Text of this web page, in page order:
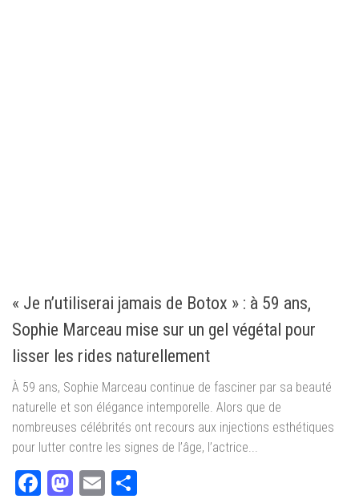
« Je n’utiliserai jamais de Botox » : à 59 ans,
Sophie Marceau mise sur un gel végétal pour
lisser les rides naturellement
À 59 ans, Sophie Marceau continue de fasciner par sa beauté
naturelle et son élégance intemporelle. Alors que de
nombreuses célébrités ont recours aux injections esthétiques
pour lutter contre les signes de l’âge, l’actrice...
Facebook
Mastodon
Email